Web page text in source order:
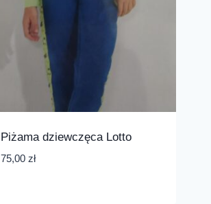
Piżama dziewczęca Lotto
75,00 zł